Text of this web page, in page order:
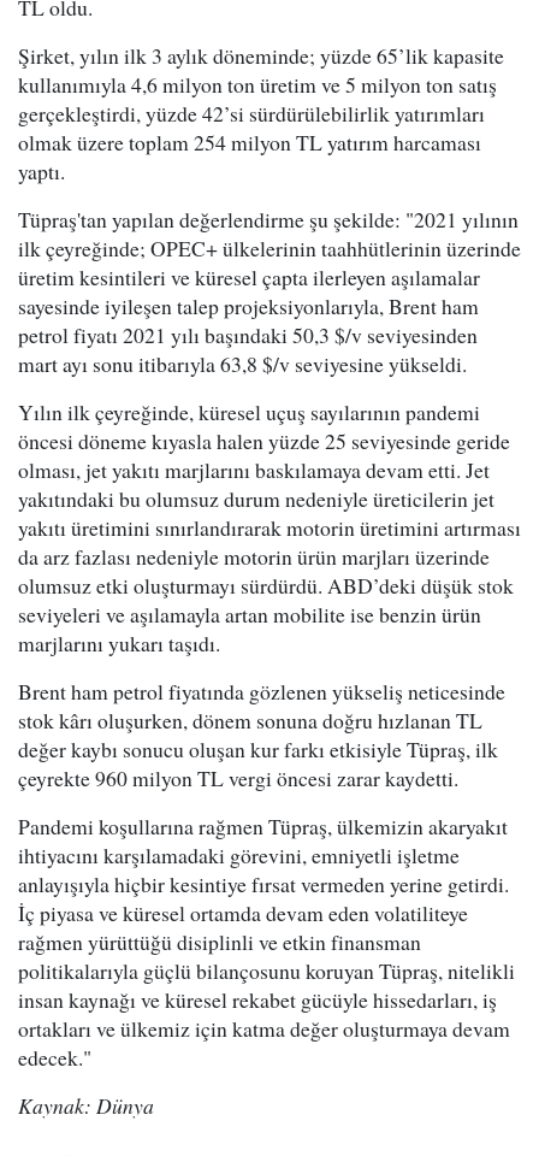
TL oldu.
Şirket, yılın ilk 3 aylık döneminde; yüzde 65’lik kapasite
kullanımıyla 4,6 milyon ton üretim ve 5 milyon ton satış
gerçekleştirdi, yüzde 42’si sürdürülebilirlik yatırımları
olmak üzere toplam 254 milyon TL yatırım harcaması
yaptı.
Tüpraş'tan yapılan değerlendirme şu şekilde: "2021 yılının
ilk çeyreğinde; OPEC+ ülkelerinin taahhütlerinin üzerinde
üretim kesintileri ve küresel çapta ilerleyen aşılamalar
sayesinde iyileşen talep projeksiyonlarıyla, Brent ham
petrol fiyatı 2021 yılı başındaki 50,3 $/v seviyesinden
mart ayı sonu itibarıyla 63,8 $/v seviyesine yükseldi.
Yılın ilk çeyreğinde, küresel uçuş sayılarının pandemi
öncesi döneme kıyasla halen yüzde 25 seviyesinde geride
olması, jet yakıtı marjlarını baskılamaya devam etti. Jet
yakıtındaki bu olumsuz durum nedeniyle üreticilerin jet
yakıtı üretimini sınırlandırarak motorin üretimini artırması
da arz fazlası nedeniyle motorin ürün marjları üzerinde
olumsuz etki oluşturmayı sürdürdü. ABD’deki düşük stok
seviyeleri ve aşılamayla artan mobilite ise benzin ürün
marjlarını yukarı taşıdı.
Brent ham petrol fiyatında gözlenen yükseliş neticesinde
stok kârı oluşurken, dönem sonuna doğru hızlanan TL
değer kaybı sonucu oluşan kur farkı etkisiyle Tüpraş, ilk
çeyrekte 960 milyon TL vergi öncesi zarar kaydetti.
Pandemi koşullarına rağmen Tüpraş, ülkemizin akaryakıt
ihtiyacını karşılamadaki görevini, emniyetli işletme
anlayışıyla hiçbir kesintiye fırsat vermeden yerine getirdi.
İç piyasa ve küresel ortamda devam eden volatiliteye
rağmen yürüttüğü disiplinli ve etkin finansman
politikalarıyla güçlü bilançosunu koruyan Tüpraş, nitelikli
insan kaynağı ve küresel rekabet gücüyle hissedarları, iş
ortakları ve ülkemiz için katma değer oluşturmaya devam
edecek."
Kaynak: Dünya